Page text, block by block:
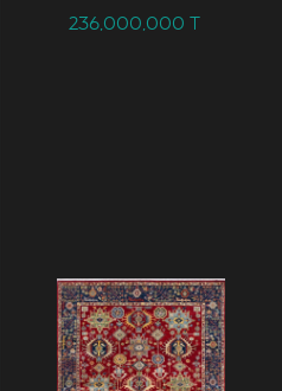
236,000,000T